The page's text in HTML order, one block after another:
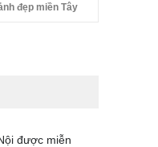
đẹp miền Tây
được miễn